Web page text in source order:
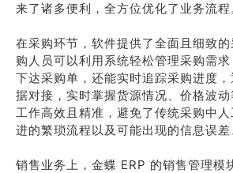
来了诸多便利，全方位优化了业务流程
在采购环节，软件提供了全面且细致
购人员可以利用系统轻松管理采购需
下达采购单，还能实时追踪采购进度
据对接，实时掌握货源情况、价格波
工作高效且精准，避免了传统采购中
进的繁琐流程以及可能出现的信息误差
销售业务上，金蝶 ERP 的销售管理模